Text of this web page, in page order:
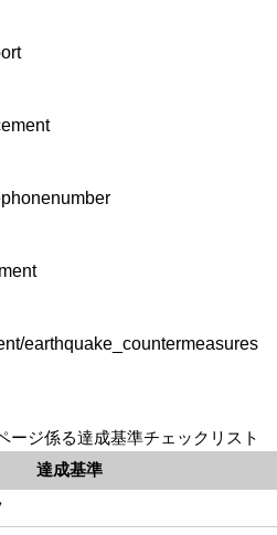
earthquake_countermeasures
ージ係る達成基準チェックリスト
達成基準